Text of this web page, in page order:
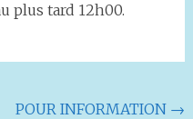
plus tard 12h00.
POUR INFORMATION →